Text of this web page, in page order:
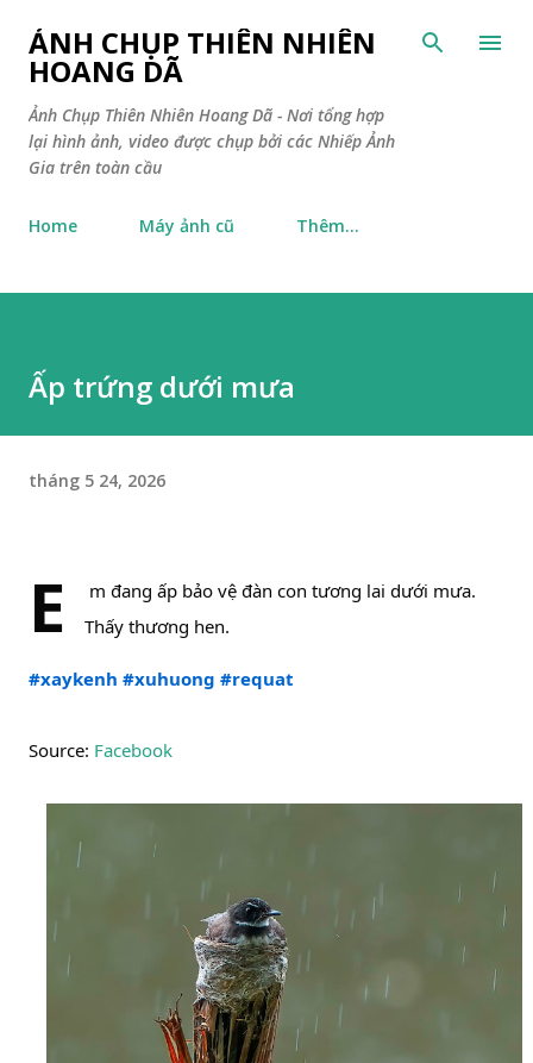
Chuyển đến nội dung chính
ẢNH CHỤP THIÊN NHIÊN
HOANG DÃ
Ảnh Chụp Thiên Nhiên Hoang Dã - Nơi tổng hợp
lại hình ảnh, video được chụp bởi các Nhiếp Ảnh
Gia trên toàn cầu
Home Máy ảnh cũ Thêm…
Ấp trứng dưới mưa
tháng 5 24, 2026
E
m đang ấp bảo vệ đàn con tương lai dưới mưa.
Thấy thương hen.
#xaykenh #xuhuong #requat
Source: Facebook